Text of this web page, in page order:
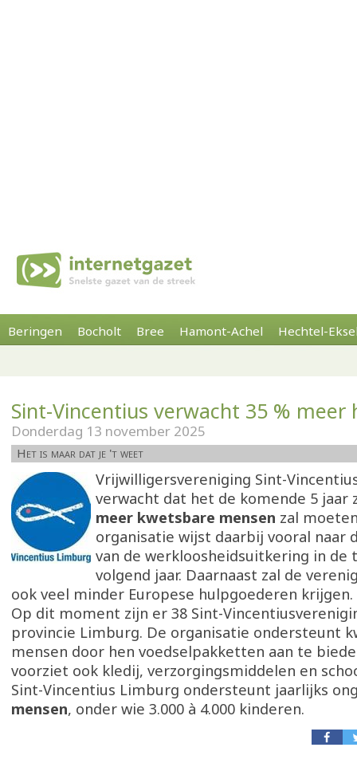
Beringen Bocholt Bree Hamont-Achel Hechtel-
Sint-Vincentius verwacht 35 % meer
Donderdag 13 november 2025
Het is maar dat je 't weet
Vrijwilligersvereniging Sint-
verwacht dat het de komende 5 jaar
meer kwetsbare mensen zal
organisatie wijst daarbij vooral naar
van de werkloosheidsuitkering in de
volgend jaar. Daarnaast zal de
ook veel minder Europese hulpgoederen krijgen.
Op dit moment zijn er 38 Sint-
provincie Limburg. De organisatie ondersteunt
mensen door hen voedselpakketten aan te
voorziet ook kledij, verzorgingsmiddelen en
Sint-Vincentius Limburg ondersteunt jaarlijks
mensen, onder wie 3.000 à 4.000 kinderen.